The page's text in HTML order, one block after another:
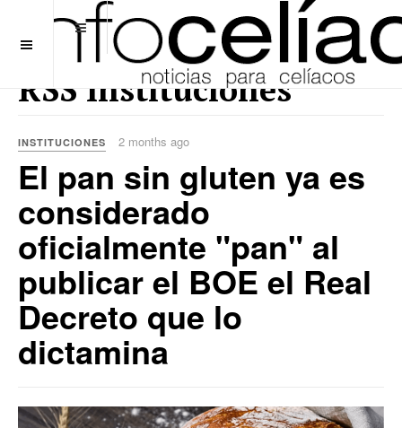
RSS Instituciones
INSTITUCIONES 2 months ago
El pan sin gluten ya es
considerado
oficialmente "pan" al
publicar el BOE el Real
Decreto que lo
dictamina